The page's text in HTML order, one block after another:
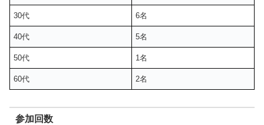
30代 6名
40代 5名
50代 1名
60代 2名
参加回数